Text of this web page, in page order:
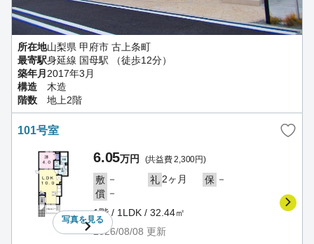
所在地山梨県 甲府市 古上条町
最寄駅身延線 国母駅 （徒歩12分）
築年月 2017年3月
構造
木造
階数
地上2階
101号室
写真を見る
6.05万円 (共益費 2,300円)
敷 － 礼 2ヶ月 保 －
償 －
1階 / 1LDK / 32.44㎡
2026/08/08 更新